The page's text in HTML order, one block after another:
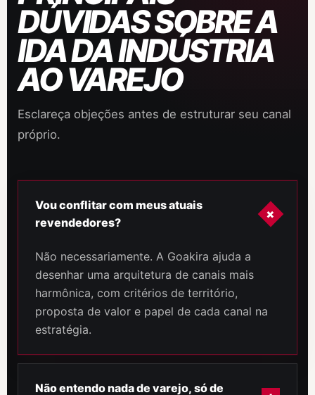
DÚVIDAS SOBRE A
IDA DA INDÚSTRIA
AO VAREJO
Esclareça objeções antes de estruturar seu canal
próprio.
Vou conflitar com meus atuais
revendedores?
+
Não necessariamente. A Goakira ajuda a
desenhar uma arquitetura de canais mais
harmônica, com critérios de território,
proposta de valor e papel de cada canal na
estratégia.
Não entendo nada de varejo, só de